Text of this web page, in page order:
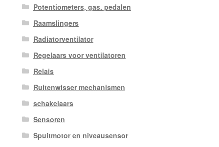
Potentiometers, gas. pedalen
Raamslingers
Radiatorventilator
Regelaars voor ventilatoren
Relais
Ruitenwisser mechanismen
schakelaars
Sensoren
Spuitmotor en niveausensor